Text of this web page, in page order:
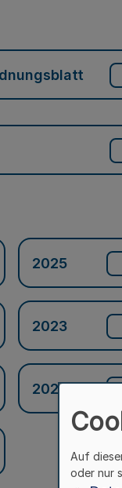
2025
2023
2021
Auf
oder nur